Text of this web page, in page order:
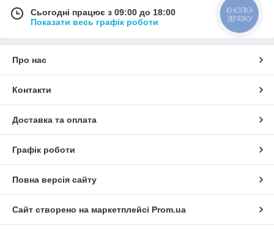
Сьогодні працює з 09:00 до 18:00
Показати весь графік роботи
Про нас
Контакти
Доставка та оплата
Графік роботи
Повна версія сайту
Сайт створено на маркетплейсі Prom.ua
КНОПКА
ЗВ'ЯЗКУ